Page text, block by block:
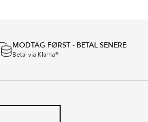
MODTAG FØRST - BETAL SENERE
Betal via Klarna®